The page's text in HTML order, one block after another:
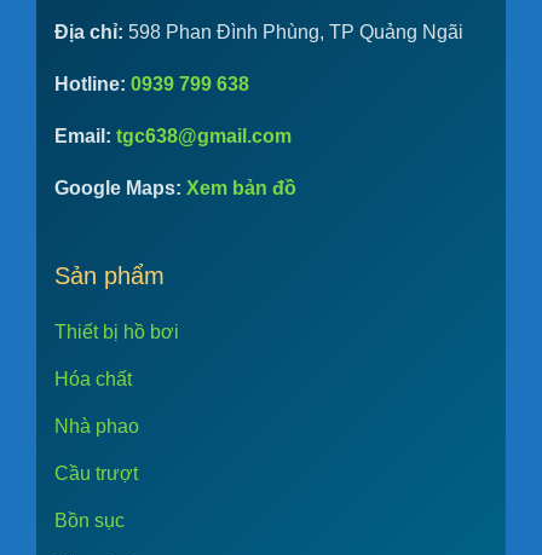
Địa chỉ: 598 Phan Đình Phùng, TP Quảng Ngãi
Hotline: 0939 799 638
Email: tgc638@gmail.com
Google Maps: Xem bản đồ
Sản phẩm
Thiết bị hồ bơi
Hóa chất
Nhà phao
Cầu trượt
Bồn sục